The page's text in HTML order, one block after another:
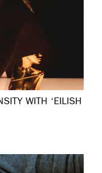
WITH ‘EILISH